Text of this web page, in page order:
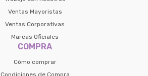
Ventas Mayoristas
Ventas Corporativas
Marcas Oficiales
COMPRA
Cómo comprar